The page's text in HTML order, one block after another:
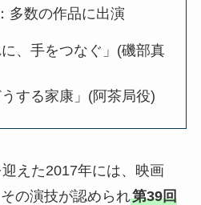
多数の作品に出演
に、手をつなぐ」(磯部真
する家康」(阿茶局役)
えた2017年には、映画
の演技が認められ第39回